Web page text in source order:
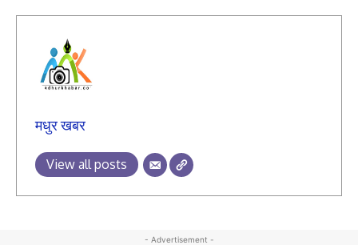
मधुर खबर
View all posts
- Advertisement -